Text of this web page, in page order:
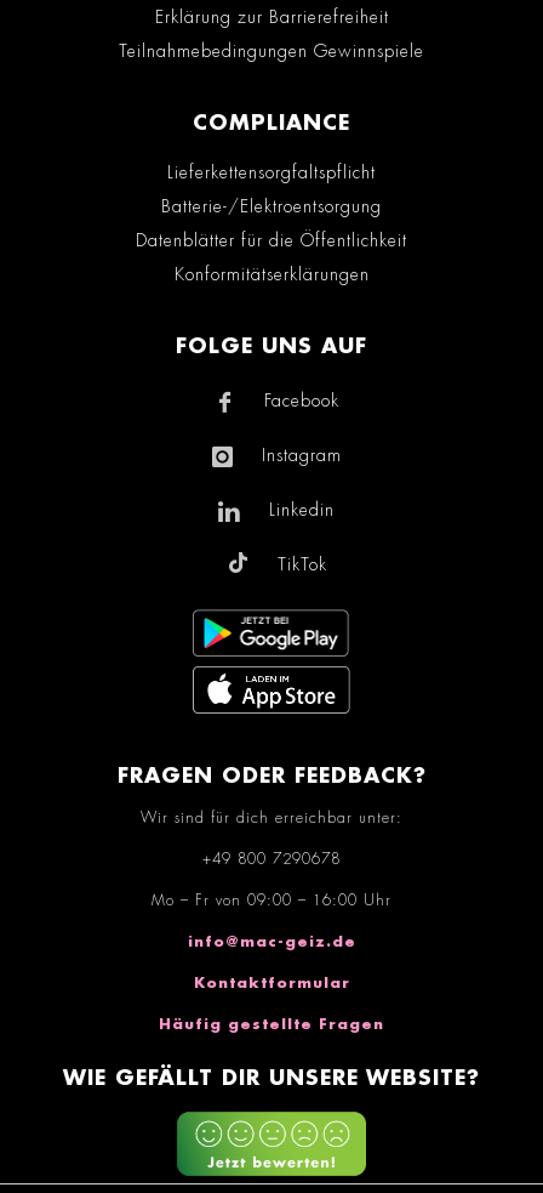
Erklärung zur Barrierefreiheit
Teilnahmebedingungen Gewinnspiele
COMPLIANCE
Lieferkettensorgfaltspflicht
Batterie-/Elektroentsorgung
Datenblätter für die Öffentlichkeit
Konformitätserklärungen
FOLGE UNS AUF
Facebook
Instagram
Linkedin
TikTok
FRAGEN ODER FEEDBACK?
Wir sind für dich erreichbar unter:
+49 800 7290678
Mo – Fr von 09:00 – 16:00 Uhr
info@mac-geiz.de
Kontaktformular
Häufig gestellte Fragen
WIE GEFÄLLT DIR UNSERE WEBSITE?